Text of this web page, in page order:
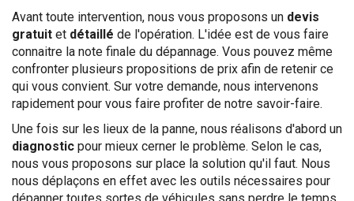
Avant toute intervention, nous vous proposons un devis
gratuit et détaillé de l'opération. L'idée est de vous faire
connaitre la note finale du dépannage. Vous pouvez même
confronter plusieurs propositions de prix afin de retenir ce
qui vous convient. Sur votre demande, nous intervenons
rapidement pour vous faire profiter de notre savoir-faire.
Une fois sur les lieux de la panne, nous réalisons d'abord un
diagnostic pour mieux cerner le problème. Selon le cas,
nous vous proposons sur place la solution qu'il faut. Nous
nous déplaçons en effet avec les outils nécessaires pour